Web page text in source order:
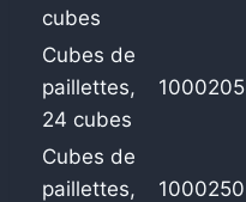
cubes
Cubes de
paillettes,
24 cubes
1000205
Cubes de
paillettes,
1000250